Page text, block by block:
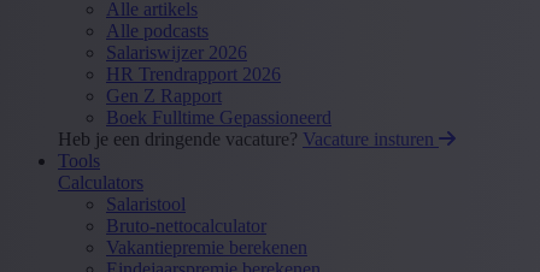
Alle artikels
Alle podcasts
Salariswijzer 2026
HR Trendrapport 2026
Gen Z Rapport
Boek Fulltime Gepassioneerd
Heb je een dringende vacature? Vacature insturen
Tools
Calculators
Salaristool
Bruto-nettocalculator
Vakantiepremie berekenen